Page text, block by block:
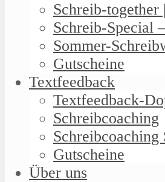
Schreib-
Schreib-Special
Sommer-
Gutscheine
Textfeedback
Textfeedback-
Schreibcoaching
Schreibcoaching
Gutscheine
Über uns